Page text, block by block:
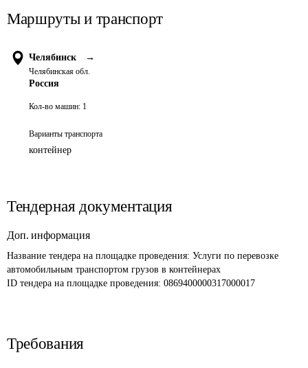
Маршруты и транспорт
Челябинск →
Челябинская обл.
Россия
Кол-во машин: 1
Варианты транспорта
контейнер
Тендерная документация
Доп. информация
Название тендера на площадке проведения: Услуги по перевозке
автомобильным транспортом грузов в контейнерах
ID тендера на площадке проведения: 0869400000317000017
Требования